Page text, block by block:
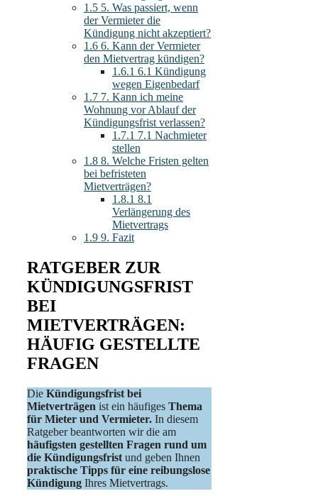
1.5 5. Was passiert, wenn
der Vermieter die
Kündigung nicht akzeptiert?
1.6 6. Kann der Vermieter
den Mietvertrag kündigen?
1.6.1 6.1 Kündigung
wegen Eigenbedarf
1.7 7. Kann ich meine
Wohnung vor Ablauf der
Kündigungsfrist verlassen?
1.7.1 7.1 Nachmieter
stellen
1.8 8. Welche Fristen gelten
bei befristeten
Mietverträgen?
1.8.1 8.1
Verlängerung des
Mietvertrags
1.9 9. Fazit
RATGEBER ZUR
KÜNDIGUNGSFRIST
BEI
MIETVERTRÄGEN:
HÄUFIG GESTELLTE
FRAGEN
Die Kündigungsfrist bei
Mietverträgen ist ein häufiges Thema
für Mieter und Vermieter. In diesem
Ratgeber beantworten wir die am
häufigsten gestellten Fragen rund um
die Kündigungsfrist und geben Ihnen
praktische Tipps für eine reibungslose
Kündigung Ihres Mietvertrags.